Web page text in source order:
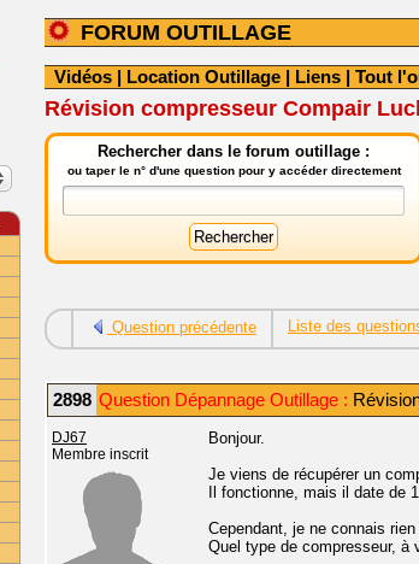
FORUM OUTILLAGE
Vidéos | Location Outillage | Liens | Tout
Révision compresseur Compair
Rechercher dans le forum outillage :
ou taper le n° d'une question pour y accéder directement
Question précédente Liste des
2898 Question Dépannage Outillage :
DJ67
Membre inscrit
Bonjour.
Je viens de récupérer un
Il fonctionne, mais il date de
Cependant, je ne connais
Quel type de compresseur, à